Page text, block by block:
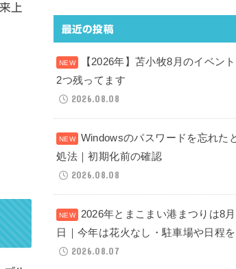
上
最近の投稿
【2026年】苫小牧8月のイベン
2つ残ってます
2026.08.08
Windowsのパスワードを忘れた
処法｜初期化前の確認
2026.08.08
2026年とまこまい港まつりは8
日｜今年は花火なし・駐車場や日程
2026.08.07